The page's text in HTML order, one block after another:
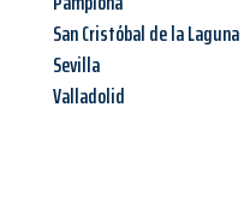
San Cristóbal de la Laguna
Sevilla
Valladolid